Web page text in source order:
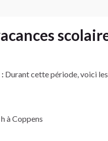
Durant cette période, voici
à Coppens